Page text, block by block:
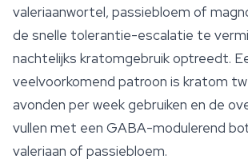
valeriaanwortel, passiebloem of
de snelle tolerantie-escalatie te
nachtelijks kratomgebruik optreedt.
veelvoorkomend patroon is kratom
avonden per week gebruiken en de
vullen met een GABA-modulerend
valeriaan of passiebloem.